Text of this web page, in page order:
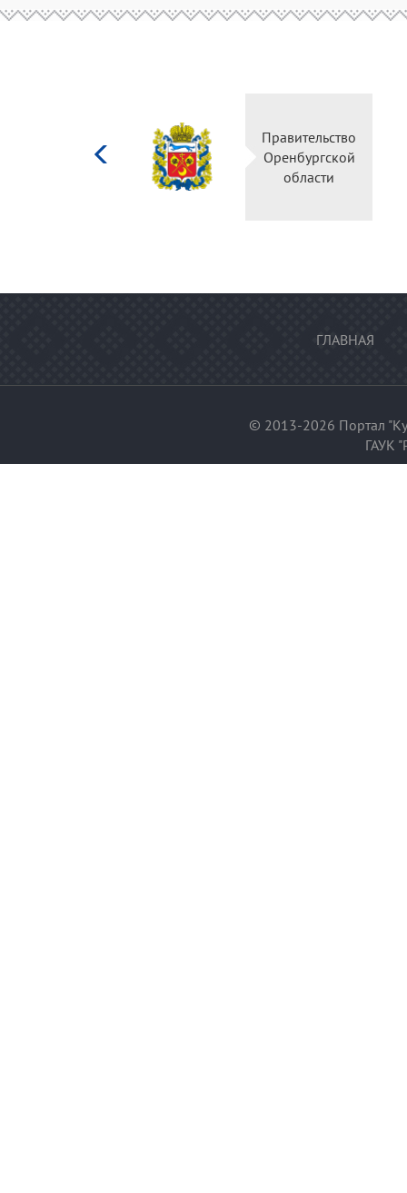
Правительство
Оренбургской
области
ГЛАВНАЯ
© 2013-2026 Портал
ГАУК